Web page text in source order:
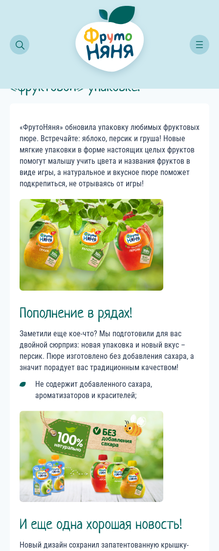
компании Любимые пюре в новой «фруктовой» упаковке!
Любимые пюре в новой
«фруктовой» упаковке!
«ФрутоНяня» обновила упаковку любимых фруктовых
пюре. Встречайте: яблоко, персик и груша! Новые
мягкие упаковки в форме настоящих целых фруктов
помогут малышу учить цвета и названия фруктов в
виде игры, а натуральное и вкусное пюре поможет
подкрепиться, не отрываясь от игры!
Пополнение в рядах!
Заметили еще кое-что? Мы подготовили для вас
двойной сюрприз: новая упаковка и новый вкус –
персик. Пюре изготовлено без добавления сахара, а
значит порадует вас традиционным качеством!
Не содержит добавленного сахара,
ароматизаторов и красителей;
И еще одна хорошая новость!
Новый дизайн сохранил запатентованную крышку-